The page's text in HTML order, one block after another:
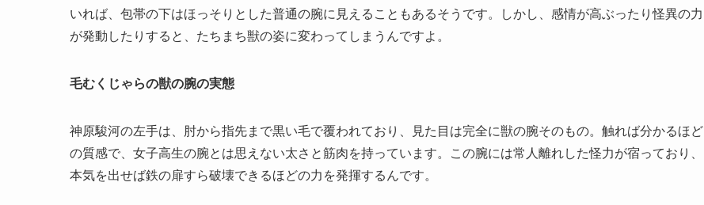
いれば、包帯の下はほっそりとした普通の腕に見えることもあるそうです。しかし、感情が高ぶったり怪異の力
が発動したりすると、たちまち獣の姿に変わってしまうんですよ。
毛むくじゃらの獣の腕の実態
神原駿河の左手は、肘から指先まで黒い毛で覆われており、見た目は完全に獣の腕そのもの。触れば分かるほど
の質感で、女子高生の腕とは思えない太さと筋肉を持っています。この腕には常人離れした怪力が宿っており、
本気を出せば鉄の扉すら破壊できるほどの力を発揮するんです。